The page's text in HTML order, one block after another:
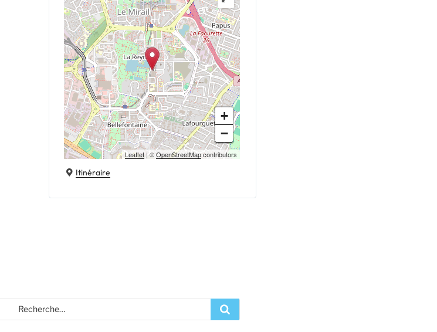
+
−
Leaflet| ©OpenStreetMapcontributors
Itinéraire
Recherche
pour
Recherche